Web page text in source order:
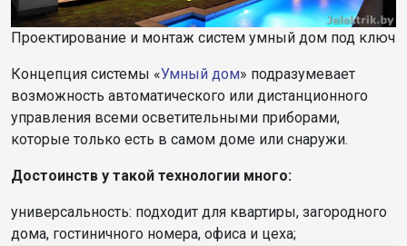
Проектирование и монтаж систем умный дом под ключ
Концепция системы «Умный дом» подразумевает
возможность автоматического или дистанционного
управления всеми осветительными приборами,
которые только есть в самом доме или снаружи.
Достоинств у такой технологии много:
универсальность: подходит для квартиры, загородного
дома, гостиничного номера, офиса и цеха;